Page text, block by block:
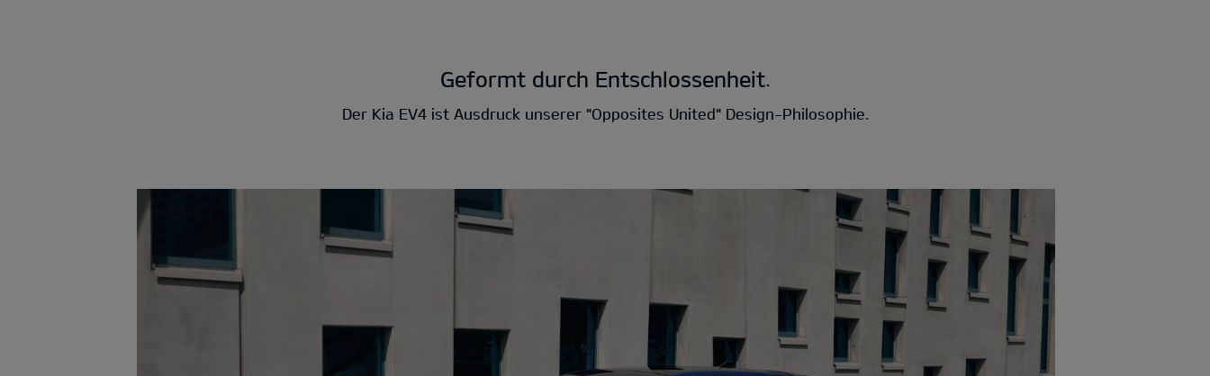
Geformt durch Entschlossenheit.
Der Kia EV4 ist Ausdruck unserer "Opposites United" Design-Philosophie.